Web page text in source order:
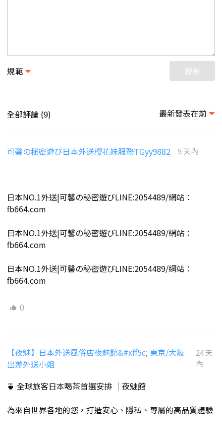
規範 發布
全部評論 (9) 最新發表在前
可馨の秘密遊び日本外送櫻花妹服務TGyy9882 5 天內
日本NO.1外送|可馨の秘密遊びLINE:2054489/網站：
fb664.com
日本NO.1外送|可馨の秘密遊びLINE:2054489/網站：
fb664.com
日本NO.1外送|可馨の秘密遊びLINE:2054489/網站：
fb664.com
0
【夜魅】日本外送風俗店夜魅館&#xff5c; 東京/大阪
出差外送小姐
24 天
內
🍵 全球旅客日本喝茶首選安排 ｜夜魅館
為來自世界各地的您，打造安心、隱私、專屬的高品質體驗